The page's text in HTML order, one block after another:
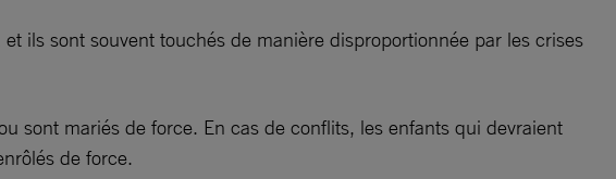
ils sont souvent touchés de manière disproportionnée par les crises
sont mariés de force. En cas de conflits, les enfants qui devraient
de force.